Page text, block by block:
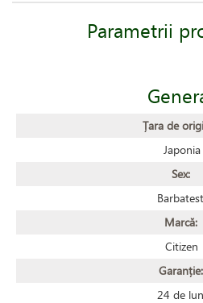
Parametrii
Țara de
Japonia
Sex:
Marcă:
Citizen
Garanție:
24 de